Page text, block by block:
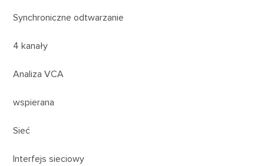
Synchroniczne odtwarzanie
4 kanały
Analiza VCA
wspierana
Sieć
Interfejs sieciowy